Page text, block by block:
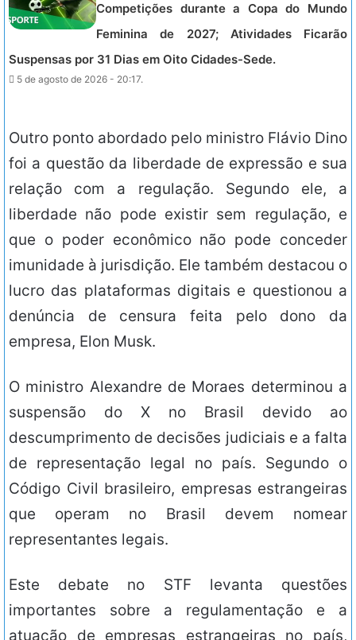
Competições durante a Copa do Mundo
Feminina de 2027; Atividades Ficarão
Suspensas por 31 Dias em Oito Cidades-Sede.
5 de agosto de 2026 - 20:17.
Outro ponto abordado pelo ministro Flávio Dino
foi a questão da liberdade de expressão e sua
relação com a regulação. Segundo ele, a
liberdade não pode existir sem regulação, e
que o poder econômico não pode conceder
imunidade à jurisdição. Ele também destacou o
lucro das plataformas digitais e questionou a
denúncia de censura feita pelo dono da
empresa, Elon Musk.
O ministro Alexandre de Moraes determinou a
suspensão do X no Brasil devido ao
descumprimento de decisões judiciais e a falta
de representação legal no país. Segundo o
Código Civil brasileiro, empresas estrangeiras
que operam no Brasil devem nomear
representantes legais.
Este debate no STF levanta questões
importantes sobre a regulamentação e a
atuação de empresas estrangeiras no país,